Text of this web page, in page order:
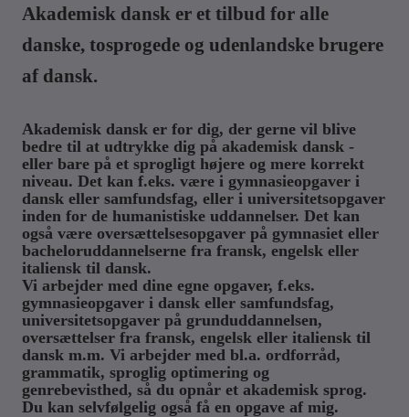
Akademisk dansk er et tilbud for alle
danske, tosprogede og udenlandske brugere
af dansk.
Akademisk dansk er for dig, der gerne vil blive
bedre til at udtrykke dig på akademisk dansk -
eller bare på et sprogligt højere og mere korrekt
niveau. Det kan f.eks. være i gymnasieopgaver i
dansk eller samfundsfag, eller i universitetsopgaver
inden for de humanistiske uddannelser. Det kan
også være oversættelsesopgaver på gymnasiet eller
bacheloruddannelserne fra fransk, engelsk eller
italiensk til dansk.
Vi arbejder med dine egne opgaver, f.eks.
gymnasieopgaver i dansk eller samfundsfag,
universitetsopgaver på grunduddannelsen,
oversættelser fra fransk, engelsk eller italiensk til
dansk m.m. Vi arbejder med bl.a. ordforråd,
grammatik, sproglig optimering og
genrebevisthed, så du opnår et akademisk sprog.
Du kan selvfølgelig også få en opgave af mig.